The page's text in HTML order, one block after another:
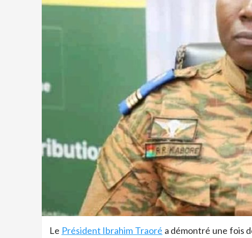
Le Président Ibrahim Traoré a démontré une fois